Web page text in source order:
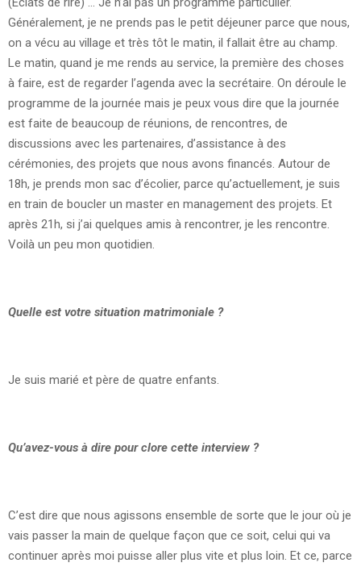
Généralement, je ne prends pas le petit déjeuner parce que nous,
on a vécu au village et très tôt le matin, il fallait être au champ.
Le matin, quand je me rends au service, la première des choses
à faire, est de regarder l’agenda avec la secrétaire. On déroule le
programme de la journée mais je peux vous dire que la journée
est faite de beaucoup de réunions, de rencontres, de
discussions avec les partenaires, d’assistance à des
cérémonies, des projets que nous avons financés. Autour de
18h, je prends mon sac d’écolier, parce qu’actuellement, je suis
en train de boucler un master en management des projets. Et
après 21h, si j’ai quelques amis à rencontrer, je les rencontre.
Voilà un peu mon quotidien.
Quelle est votre situation matrimoniale ?
Je suis marié et père de quatre enfants.
Qu’avez-vous à dire pour clore cette interview ?
C’est dire que nous agissons ensemble de sorte que le jour où je
vais passer la main de quelque façon que ce soit, celui qui va
continuer après moi puisse aller plus vite et plus loin. Et ce, parce